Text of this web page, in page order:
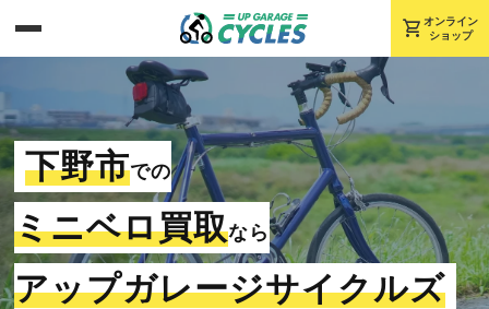
shopping_cart オンライン
ショップ
下野市での
ミニベロ買取なら
アップガレージサイクルズ